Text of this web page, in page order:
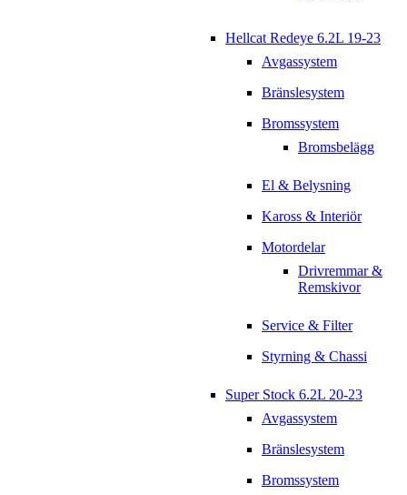
Hellcat Redeye 6.2L 19-23
Avgassystem
Bränslesystem
Bromssystem
Bromsbelägg
El & Belysning
Kaross & Interiör
Motordelar
Drivremmar &
Remskivor
Service & Filter
Styrning & Chassi
Super Stock 6.2L 20-23
Avgassystem
Bränslesystem
Bromssystem